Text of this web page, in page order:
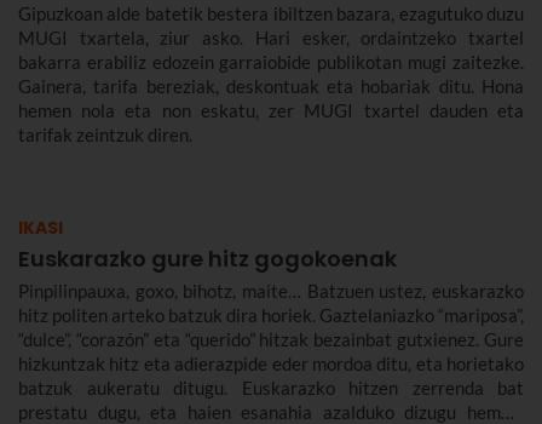
Gipuzkoan alde batetik bestera ibiltzen bazara, ezagutuko duzu
MUGI txartela, ziur asko. Hari esker, ordaintzeko txartel
bakarra erabiliz edozein garraiobide publikotan mugi zaitezke.
Gainera, tarifa bereziak, deskontuak eta hobariak ditu. Hona
hemen nola eta non eskatu, zer MUGI txartel dauden eta
tarifak zeintzuk diren.
IKASI
Euskarazko gure hitz gogokoenak
Pinpilinpauxa, goxo, bihotz, maite… Batzuen ustez, euskarazko
hitz politen arteko batzuk dira horiek. Gaztelaniazko “mariposa”,
“dulce”, “corazón” eta “querido” hitzak bezainbat gutxienez. Gure
hizkuntzak hitz eta adierazpide eder mordoa ditu, eta horietako
batzuk aukeratu ditugu. Euskarazko hitzen zerrenda bat
prestatu dugu, eta haien esanahia azalduko dizugu hemen.